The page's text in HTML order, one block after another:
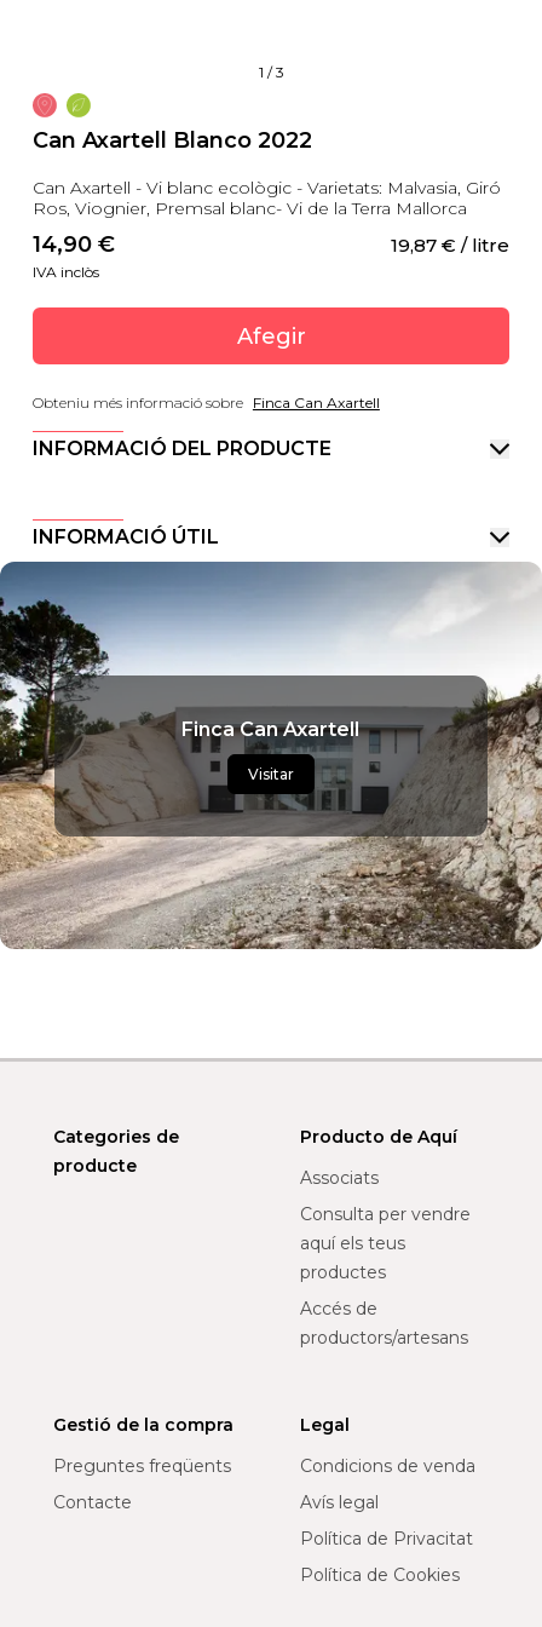
1 /3
Can Axartell Blanco 2022
Can Axartell - Vi blanc ecològic - Varietats: Malvasia, Giró
Ros, Viognier, Premsal blanc- Vi de la Terra Mallorca
14,90 € 19,87 € / litre
IVA inclòs
Afegir
Obteniu més informació sobre Finca Can Axartell
INFORMACIÓ DEL PRODUCTE
INFORMACIÓ ÚTIL
Finca Can Axartell
Visitar
Categories de
producte
Producto de Aquí
Associats
Consulta per vendre
aquí els teus
productes
Accés de
productors/artesans
Gestió de la compra
Preguntes freqüents
Contacte
Legal
Condicions de venda
Avís legal
Política de Privacitat
Política de Cookies